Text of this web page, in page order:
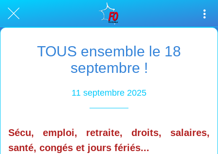
TOUS ensemble le 18
septembre !
11 septembre 2025
Sécu, emploi, retraite, droits, salaires,
santé, congés et jours fériés...